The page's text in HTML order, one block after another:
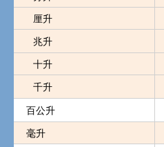
厘升
兆升
十升
千升
百公升
毫升